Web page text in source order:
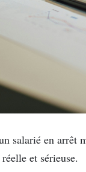
salarié en
et sérieuse.